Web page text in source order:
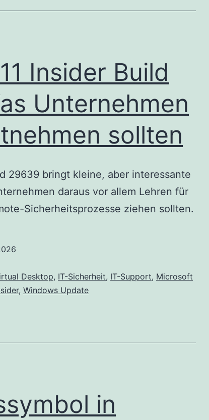
Insider Build
Unternehmen
sollten
29639 bringt kleine, aber interessante
daraus vor allem Lehren für
Sicherheitsprozesse ziehen sollten.
Desktop, IT-Sicherheit, IT-Support, Microsoft
, Windows Update
in